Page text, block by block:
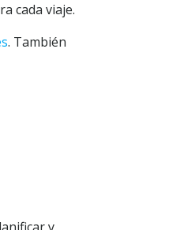
cada viaje.
. También